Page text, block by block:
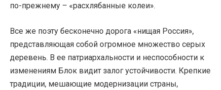
по-прежнему – «расхлябанные колеи».
Все же поэту бесконечно дорога «нищая Россия»,
представляющая собой огромное множество серых
деревень. В ее патриархальности и неспособности к
изменениям Блок видит залог устойчивости. Крепкие
традиции, мешающие модернизации страны,